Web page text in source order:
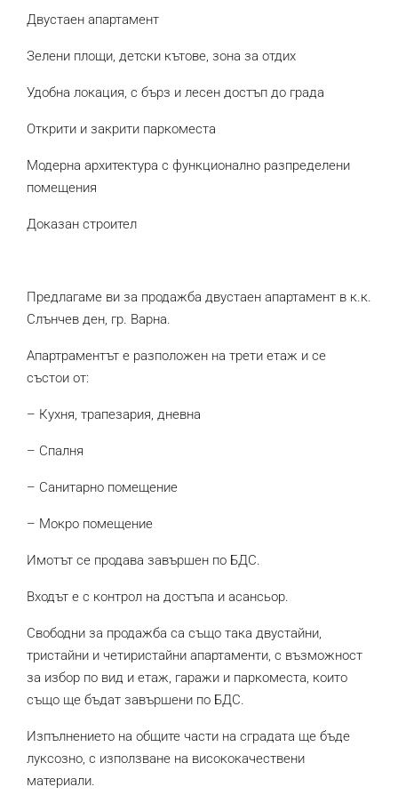
Двустаен апартамент
Зелени площи, детски кътове, зона за отдих
Удобна локация, с бърз и лесен достъп до града
Открити и закрити паркоместа
Модерна архитектура с функционално разпределени
помещения
Доказан строител
Предлагаме ви за продажба двустаен апартамент в к.к.
Слънчев ден, гр. Варна.
Апартраментът е разположен на трети етаж и се
състои от:
– Кухня, трапезария, дневна
– Спалня
– Санитарно помещение
– Мокро помещение
Имотът се продава завършен по БДС.
Входът е с контрол на достъпа и асансьор.
Свободни за продажба са също така двустайни,
тристайни и четиристайни апартаменти, с възможност
за избор по вид и етаж, гаражи и паркоместа, които
също ще бъдат завършени по БДС.
Изпълнението на общите части на сградата ще бъде
луксозно, с използване на висококачествени
материали.